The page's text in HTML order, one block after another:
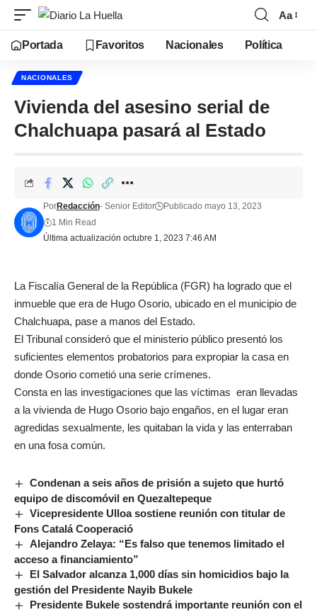
Aa
Portada Favoritos Nacionales Política
NACIONALES
Vivienda del asesino serial de
Chalchuapa pasará al Estado
Última actualización octubre 1, 2023 7:46 AM
PorRedacción- Senior Editor
Publicado mayo 13, 2023
1 Min Read
La Fiscalía General de la República (FGR) ha logrado que el
inmueble que era de Hugo Osorio, ubicado en el municipio de
Chalchuapa, pase a manos del Estado.
El Tribunal consideró que el ministerio público presentó los
suficientes elementos probatorios para expropiar la casa en
donde Osorio cometió una serie crímenes.
Consta en las investigaciones que las víctimas eran llevadas
a la vivienda de Hugo Osorio bajo engaños, en el lugar eran
agredidas sexualmente, les quitaban la vida y las enterraban
en una fosa común.
Condenan a seis años de prisión a sujeto que hurtó
equipo de discomóvil en Quezaltepeque
Vicepresidente Ulloa sostiene reunión con titular de
Fons Catalá Cooperació
Alejandro Zelaya: “Es falso que tenemos limitado el
acceso a financiamiento”
El Salvador alcanza 1,000 días sin homicidios bajo la
gestión del Presidente Nayib Bukele
Presidente Bukele sostendrá importante reunión con el